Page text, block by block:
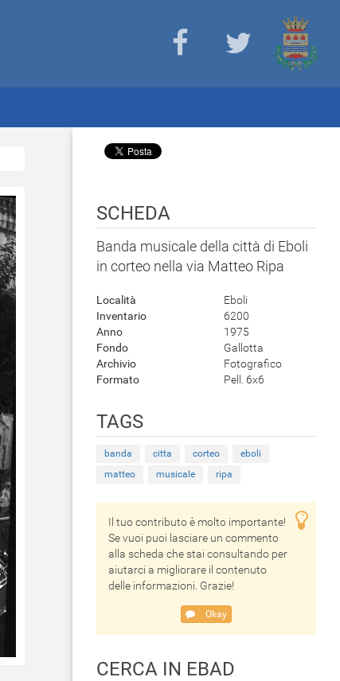
SCHEDA
Banda musicale della città di Eboli
in corteo nella via Matteo Ripa
Località
Eboli
Inventario
6200
Anno
1975
Fondo
Gallotta
Archivio
Fotografico
Formato
Pell. 6x6
TAGS
banda citta corteo
eboli
matteo
musicale ripa
Il tuo contributo è molto importante!
Se vuoi puoi lasciare un commento
alla scheda che stai consultando per
aiutarci a migliorare il contenuto
delle informazioni. Grazie!
Okay
CERCA IN EBAD